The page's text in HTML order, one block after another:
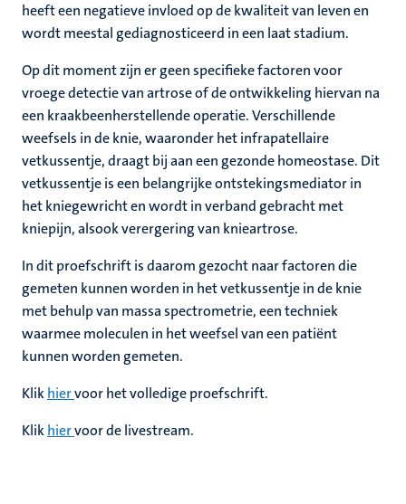
heeft een negatieve invloed op de kwaliteit van leven en
wordt meestal gediagnosticeerd in een laat stadium.
Op dit moment zijn er geen specifieke factoren voor
vroege detectie van artrose of de ontwikkeling hiervan na
een kraakbeenherstellende operatie. Verschillende
weefsels in de knie, waaronder het infrapatellaire
vetkussentje, draagt bij aan een gezonde homeostase. Dit
vetkussentje is een belangrijke ontstekingsmediator in
het kniegewricht en wordt in verband gebracht met
kniepijn, alsook verergering van knieartrose.
In dit proefschrift is daarom gezocht naar factoren die
gemeten kunnen worden in het vetkussentje in de knie
met behulp van massa spectrometrie, een techniek
waarmee moleculen in het weefsel van een patiënt
kunnen worden gemeten.
Klikhiervoor het volledige proefschrift.
Klikhiervoor de livestream.